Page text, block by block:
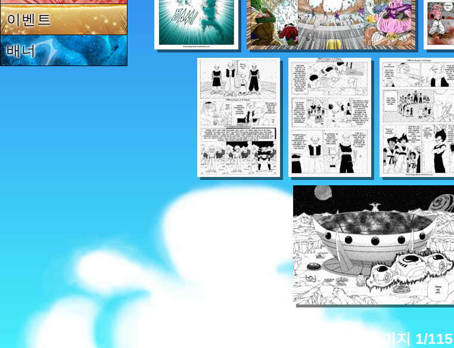
페이지 1/115
이벤트
배너